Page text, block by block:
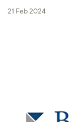
21 Feb 2024